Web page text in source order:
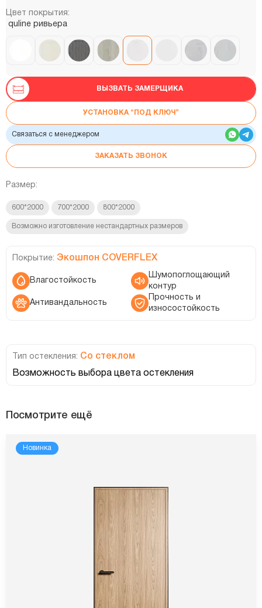
Цвет покрытия:
quline ривьера
ВЫЗВАТЬ ЗАМЕРЩИКА
УСТАНОВКА “ПОД КЛЮЧ”
Связаться с менеджером
ЗАКАЗАТЬ ЗВОНОК
Размер:
600*2000 700*2000 800*2000
Возможно изготовление нестандартных размеров
Покрытие: Экошпон COVERFLEX
Влагостойкость
Шумопоглощающий
контур
Антивандальность
Прочность и
износостойкость
Тип остекления: Со стеклом
Возможность выбора цвета остекления
Посмотрите ещё
Новинка